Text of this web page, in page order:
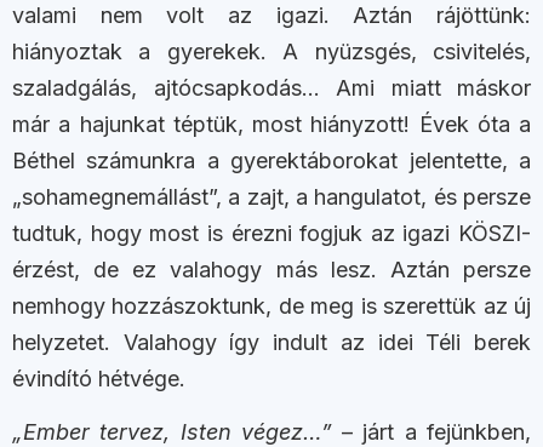
valami nem volt az igazi. Aztán rájöttünk:
hiányoztak a gyerekek. A nyüzsgés, csivitelés,
szaladgálás, ajtócsapkodás… Ami miatt máskor
már a hajunkat téptük, most hiányzott! Évek óta a
Béthel számunkra a gyerektáborokat jelentette, a
„sohamegnemállást”, a zajt, a hangulatot, és persze
tudtuk, hogy most is érezni fogjuk az igazi KÖSZI-
érzést, de ez valahogy más lesz. Aztán persze
nemhogy hozzászoktunk, de meg is szerettük az új
helyzetet. Valahogy így indult az idei Téli berek
évindító hétvége.
„Ember tervez, Isten végez…”– járt a fejünkben,